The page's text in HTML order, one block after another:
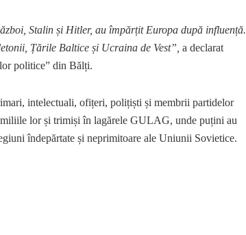
Stalin și Hitler, au împărțit Europa după influență.
Țările Baltice și Ucraina de Vest”, a declarat
politice” din Bălți.
intelectuali, ofițeri, polițiști și membrii partidelor
lor și trimiși în lagărele GULAG, unde puțini au
îndepărtate și neprimitoare ale Uniunii Sovietice.